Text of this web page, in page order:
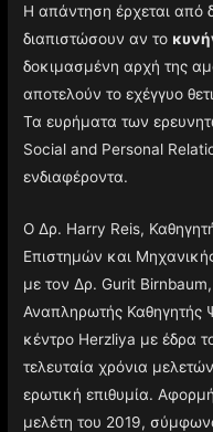
Η απάντηση έρχεται από
διαπιστώσουν αν το
δοκιμασμένη αρχή της
αποτελούν το εχέγγυο
Τα ευρήματα των
Social and Personal
ενδιαφέροντα.
Ο Δρ. Harry Reis,
Επιστημών και
με τον Δρ. Gurit
Αναπληρωτής Καθηγητής
κέντρο Herzliya με έδρα
τελευταία χρόνια
ερωτική επιθυμία.
μελέτη του 2019,